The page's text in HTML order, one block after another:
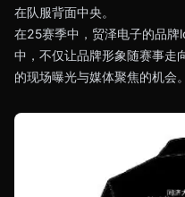
在队服背面中央。
在25赛季中，贸泽电子的品
中，不仅让品牌形象随赛事走
的现场曝光与媒体聚焦的机会。